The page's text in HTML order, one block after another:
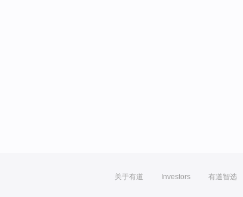
关于有道 Investors 有道智选